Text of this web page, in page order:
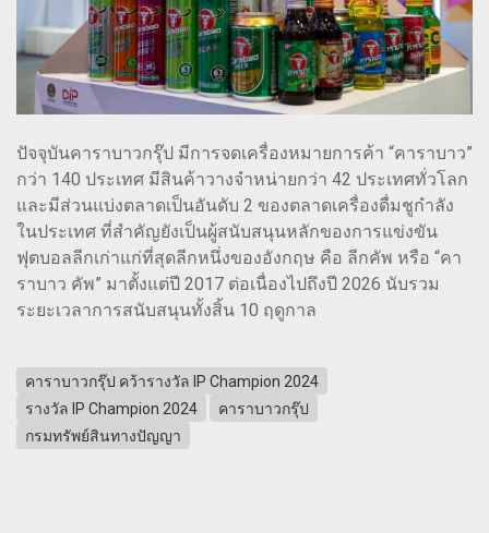
ปัจจุบันคาราบาวกรุ๊ป มีการจดเครื่องหมายการค้า “คาราบาว”
กว่า 140 ประเทศ มีสินค้าวางจำหน่ายกว่า 42 ประเทศทั่วโลก
และมีส่วนแบ่งตลาดเป็นอันดับ 2 ของตลาดเครื่องดื่มชูกำลัง
ในประเทศ ที่สำคัญยังเป็นผู้สนับสนุนหลักของการแข่งขัน
ฟุตบอลลีกเก่าแก่ที่สุดลีกหนึ่งของอังกฤษ คือ ลีกคัพ หรือ “คา
ราบาว คัพ” มาตั้งแต่ปี 2017 ต่อเนื่องไปถึงปี 2026 นับรวม
ระยะเวลาการสนับสนุนทั้งสิ้น 10 ฤดูกาล
คาราบาวกรุ๊ป คว้ารางวัล IP Champion 2024
รางวัล IP Champion 2024
คาราบาวกรุ๊ป
กรมทรัพย์สินทางปัญญา